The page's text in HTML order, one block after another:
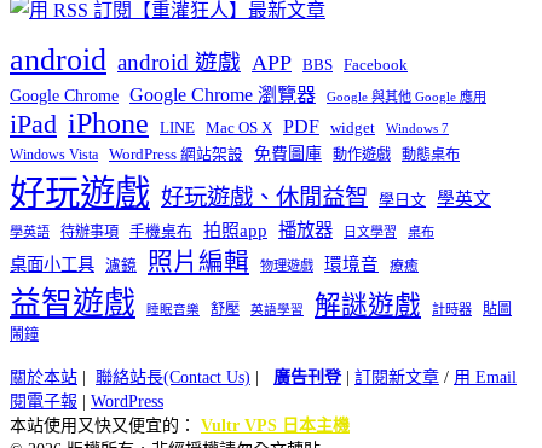
android android 遊戲 APP BBS Facebook
Google Chrome Google Chrome 瀏覽器 Google 與其他 Google 應用
iPad iPhone LINE Mac OS X PDF widget Windows 7
Windows Vista WordPress 網站架設 免費圖庫 動作遊戲 動態桌布
好玩遊戲 好玩遊戲、休閒益智 學日文 學英文
學英語 待辦事項 手機桌布 拍照app 播放器 日文學習 桌布
桌面小工具 濾鏡 照片編輯 物理遊戲 環境音 療癒
益智遊戲 睡眠音樂 舒壓 英語學習 解謎遊戲 計時器
貼圖
鬧鐘
關於本站 聯絡站長(Contact Us) 廣告刊登| 訂閱新文章 / 用 Email
閱電子報
WordPress
本站使用又快又便宜的： Vultr VPS 日本主機